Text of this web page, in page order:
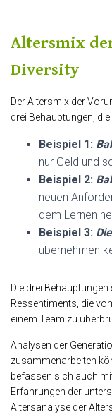
Altersmix
Diversity
Der Altersmix der
drei Behauptungen,
Beispiel 1:
nur Geld und
Beispiel 2:
neuen
dem Lernen
Beispiel 3:
übernehmen
Die drei
Ressentiments, die
einem Team zu
Analysen der
zusammenarbeiten
befassen sich auch
Erfahrungen der
Altersanalyse der